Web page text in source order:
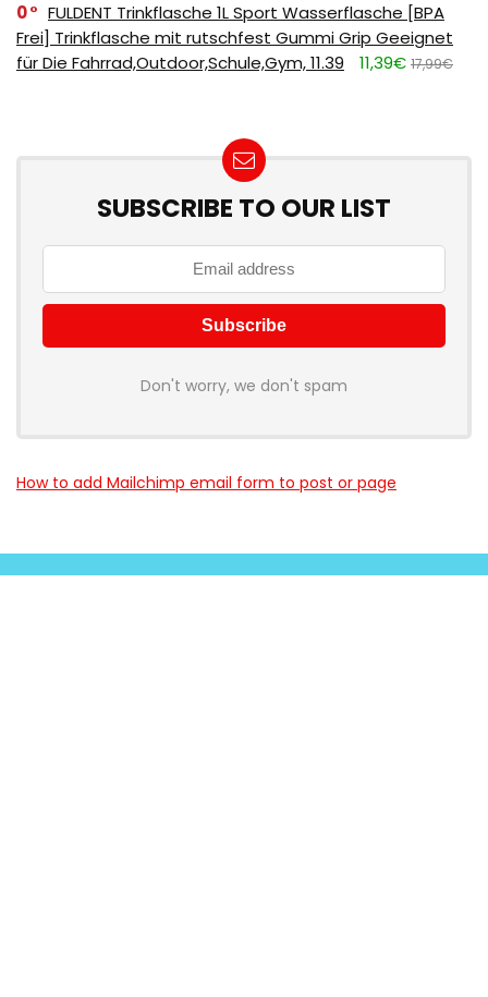
0
FULDENT Trinkflasche 1L Sport Wasserflasche [BPA
Frei] Trinkflasche mit rutschfest Gummi Grip Geeignet
für Die Fahrrad,Outdoor,Schule,Gym, 11.39
11,39€ 17,99€
SUBSCRIBE TO OUR LIST
Don't worry, we don't spam
How to add Mailchimp email form to post or page